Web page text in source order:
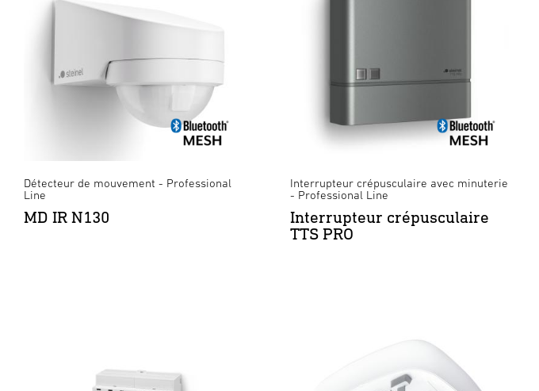
Détecteur de mouvement - Professional
Line
MD IR N130
Interrupteur crépusculaire avec minuterie
- Professional Line
Interrupteur crépusculaire
TTS PRO